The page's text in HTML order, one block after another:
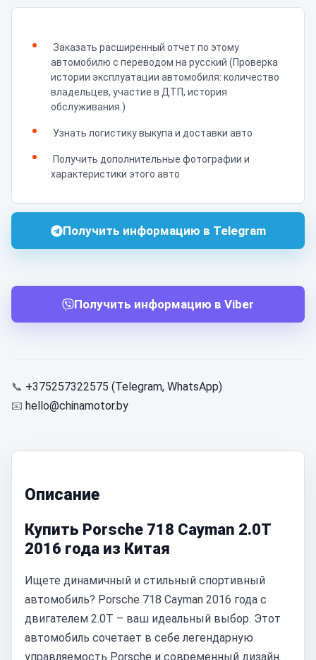
Заказать расширенный отчет по этому
автомобилю с переводом на русский (Проверка
истории эксплуатации автомобиля: количество
владельцев, участие в ДТП, история
обслуживания.)
Узнать логистику выкупа и доставки авто
Получить дополнительные фотографии и
характеристики этого авто
Получить информацию в Telegram
Получить информацию в Viber
📞 +375257322575 (Telegram, WhatsApp)
📧 hello@chinamotor.by
Описание
Купить Porsche 718 Cayman 2.0T
2016 года из Китая
Ищете динамичный и стильный спортивный
автомобиль? Porsche 718 Cayman 2016 года с
двигателем 2.0T – ваш идеальный выбор. Этот
автомобиль сочетает в себе легендарную
управляемость Porsche и современный дизайн.